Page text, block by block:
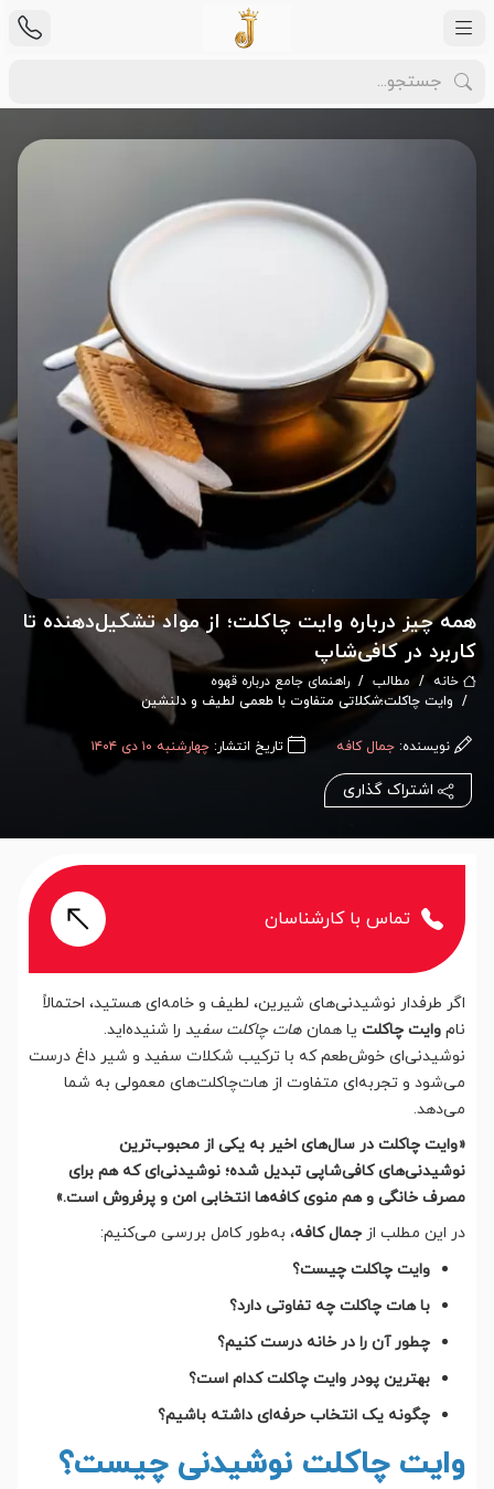
همه چیز درباره وایت چاکلت؛ از مواد تشکیل‌دهنده تا
کاربرد در کافی‌شاپ
خانه مطالب
راهنمای جامع درباره قهوه
وایت چاکلت؛شکلاتی متفاوت با طعمی لطیف و دلنشین
نویسنده: جمال کافه تاریخ انتشار: چهارشنبه ۱۰ دی ۱۴۰۴
اشتراک گذاری
تماس با کارشناسان
اگر طرفدار نوشیدنی‌های شیرین، لطیف و خامه‌ای هستید، احتمالاً
نام وایت چاکلت یا همان هات چاکلت سفید را شنیده‌اید.
نوشیدنی‌ای خوش‌طعم که با ترکیب شکلات سفید و شیر داغ درست
می‌شود و تجربه‌ای متفاوت از هات‌چاکلت‌های معمولی به شما
می‌دهد.
«وایت چاکلت در سال‌های اخیر به یکی از محبوب‌ترین
نوشیدنی‌های کافی‌شاپی تبدیل شده؛ نوشیدنی‌ای که هم برای
مصرف خانگی و هم منوی کافه‌ها انتخابی امن و پرفروش است.»
در این مطلب از جمال کافه، به‌طور کامل بررسی می‌کنیم:
وایت چاکلت چیست؟
با هات چاکلت چه تفاوتی دارد؟
چطور آن را در خانه درست کنیم؟
بهترین پودر وایت چاکلت کدام است؟
چگونه یک انتخاب حرفه‌ای داشته باشیم؟
وایت چاکلت نوشیدنی چیست؟